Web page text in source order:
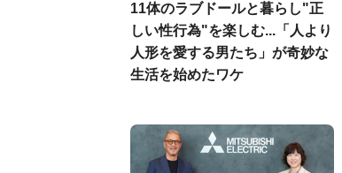
11体のラブドールと暮らし"正
しい性行為"を楽しむ...「人より
人形を愛する男たち」が奇妙な
生活を始めたワケ